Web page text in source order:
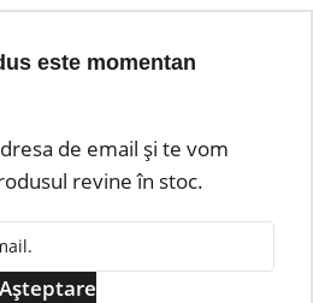
este momentan
de email și te vom
revine în stoc.